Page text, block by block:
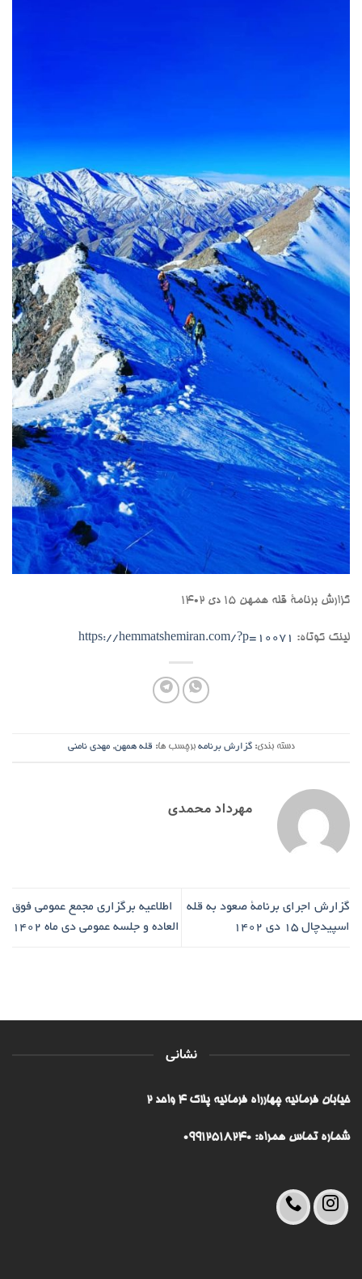
گزارش برنامۀ قله همهن ۱۵ دی ۱۴۰۲
لینک کوتاه: https://hemmatshemiran.com/?p=10071
دسته بندی:گزارش برنامه برچسب ها: قله همهن,مهدی نامنی
مهرداد محمدی
گزارش اجرای برنامۀ صعود به قله
اسپیدچال ۱۵ دی ۱۴۰۲
اطلاعیه برگزاری مجمع عمومی فوق
العاده و جلسه عمومی دی ماه 1402
نشانی
خیابان فرمانیه چهارراه فرمانیه پلاک ۴ واحد ۲
شماره تماس همراه: 09912518240